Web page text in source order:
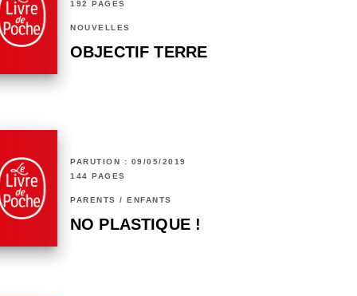
192 PAGES
NOUVELLES
OBJECTIF TERRE
PARUTION : 09/05/2019
144 PAGES
PARENTS / ENFANTS
NO PLASTIQUE !